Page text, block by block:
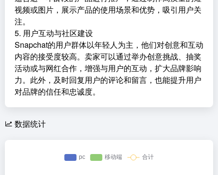
视频或图片，展示产品的使用场景和优势，吸引用户关
注。
5. 用户互动与社区建设
Snapchat的用户群体以年轻人为主，他们对创意和互动
内容的接受度较高。卖家可以通过举办创意挑战、抽奖
活动或与网红合作，增强与用户的互动，扩大品牌影响
力。此外，及时回复用户的评论和留言，也能提升用户
对品牌的信任和忠诚度。
数据统计